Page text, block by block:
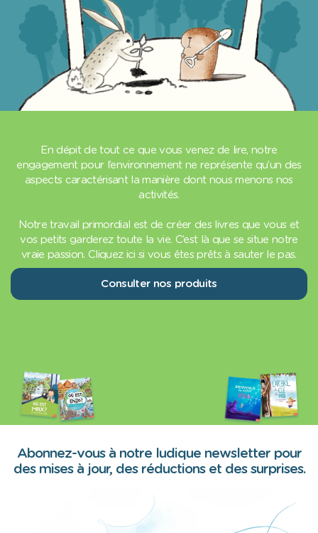
En dépit de tout ce que vous venez de lire, notre
engagement pour l’environnement ne représente qu’un des
aspects caractérisant la manière dont nous menons nos
activités.
Notre travail primordial est de créer des livres que vous et
vos petits garderez toute la vie. C’est là que se situe notre
vraie passion. Cliquez ici si vous êtes prêts à sauter le pas.
Consulter nos produits
Abonnez-vous à notre ludique newsletter pour
des mises à jour, des réductions et des surprises.